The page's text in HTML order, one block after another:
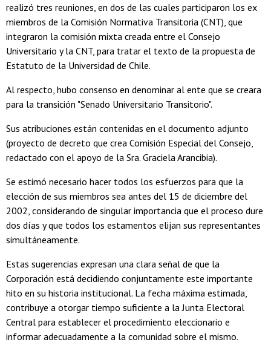
realizó tres reuniones, en dos de las cuales participaron los ex
miembros de la Comisión Normativa Transitoria (CNT), que
integraron la comisión mixta creada entre el Consejo
Universitario y la CNT, para tratar el texto de la propuesta de
Estatuto de la Universidad de Chile.
Al respecto, hubo consenso en denominar al ente que se creara
para la transición "Senado Universitario Transitorio".
Sus atribuciones están contenidas en el documento adjunto
(proyecto de decreto que crea Comisión Especial del Consejo,
redactado con el apoyo de la Sra. Graciela Arancibia).
Se estimó necesario hacer todos los esfuerzos para que la
elección de sus miembros sea antes del 15 de diciembre del
2002, considerando de singular importancia que el proceso dure
dos días y que todos los estamentos elijan sus representantes
simultáneamente.
Estas sugerencias expresan una clara señal de que la
Corporación está decidiendo conjuntamente este importante
hito en su historia institucional. La fecha máxima estimada,
contribuye a otorgar tiempo suficiente a la Junta Electoral
Central para establecer el procedimiento eleccionario e
informar adecuadamente a la comunidad sobre el mismo.